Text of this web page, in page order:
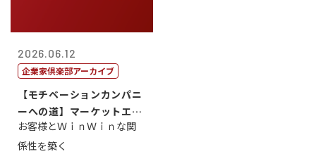
2026.06.12
企業家倶楽部アーカイブ
【モチベーションカンパニ
ーへの道】マーケットエン
タープライズ...
お客様とＷｉｎＷｉｎな関
係性を築く